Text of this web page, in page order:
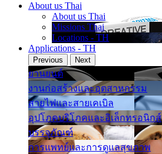
About us Thai
About us Thai
Missions Thai
Locations - TH
Applications - TH
Previous Next
ยานยนต์
งานก่อสร้างและอุตสาหกรรม
สายไฟและสายเคเบิล
อุปโภคบริโภคและอิเล็กทรอนิกส์
บรรจุภัณฑ์
การแพทย์และการดูแลสุขภาพ